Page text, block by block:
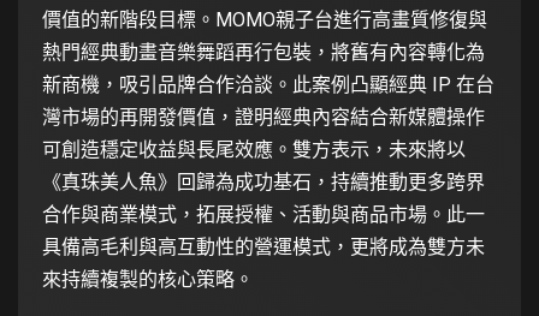
價值的新階段目標。MOMO親子台進行高畫質修復與
熱門經典動畫音樂舞蹈再行包裝，將舊有內容轉化為
新商機，吸引品牌合作洽談。此案例凸顯經典 IP 在台
灣市場的再開發價值，證明經典內容結合新媒體操作
可創造穩定收益與長尾效應。雙方表示，未來將以
《真珠美人魚》回歸為成功基石，持續推動更多跨界
合作與商業模式，拓展授權、活動與商品市場。此一
具備高毛利與高互動性的營運模式，更將成為雙方未
來持續複製的核心策略。